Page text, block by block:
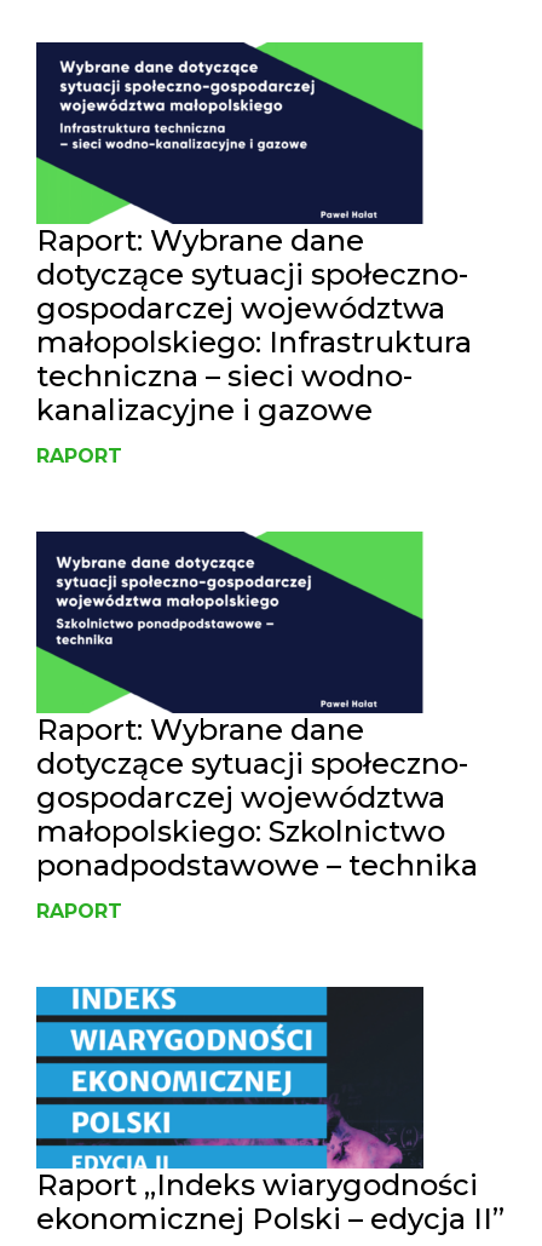
Raport: Wybrane dane
dotyczące sytuacji społeczno-
gospodarczej województwa
małopolskiego: Infrastruktura
techniczna – sieci wodno-
kanalizacyjne i gazowe
RAPORT
Raport: Wybrane dane
dotyczące sytuacji społeczno-
gospodarczej województwa
małopolskiego: Szkolnictwo
ponadpodstawowe – technika
RAPORT
Raport „Indeks wiarygodności
ekonomicznej Polski – edycja II”